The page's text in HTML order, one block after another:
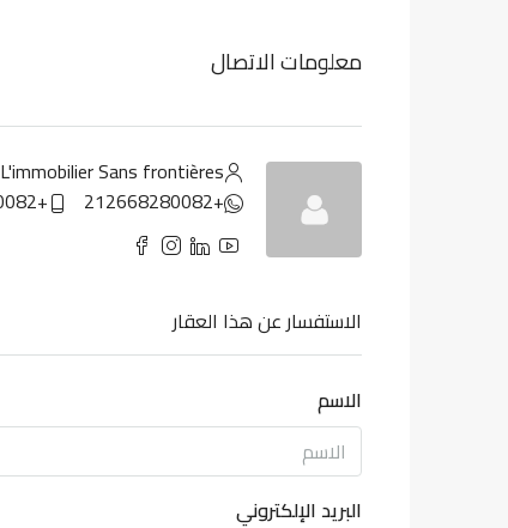
معلومات الاتصال
L'immobilier Sans frontières
+212668280082
+212668280082
الاستفسار عن هذا العقار
الاسم
البريد الإلكتروني